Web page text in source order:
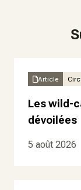
Article
Les wild-
dévoilées
5 août 2026